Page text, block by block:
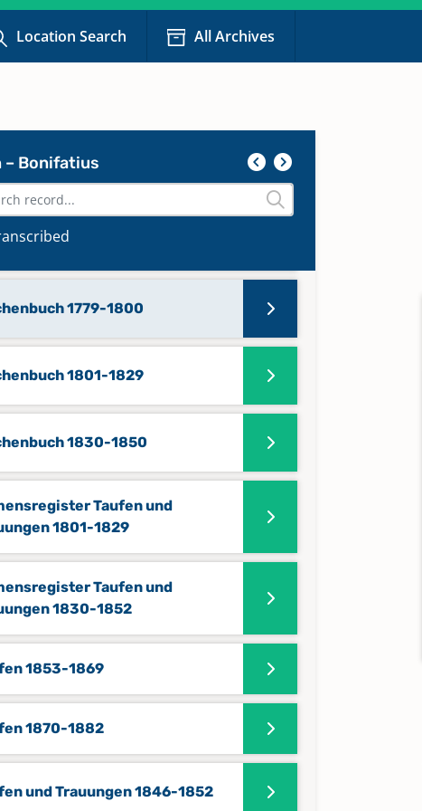
Location Search All Archives
– Bonifatius
1623-1691
1739-1762
1763-1778
1779-1800
1801-1829
1830-1850
Taufen und
1801-1829
Taufen und
1830-1852
1853-1869
1870-1882
und Trauungen 1846-1852